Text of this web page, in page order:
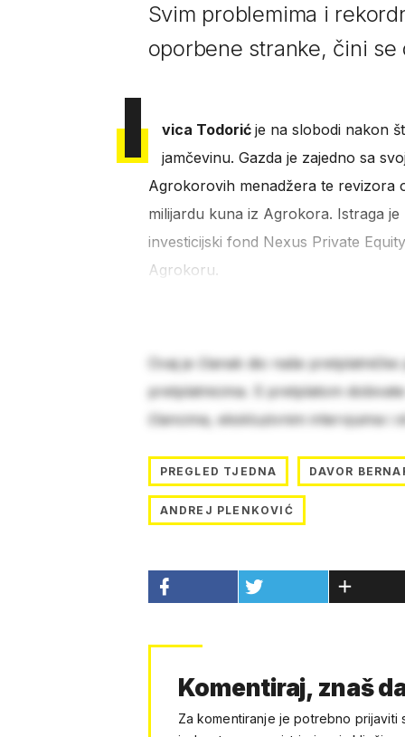
Svim problemima i
oporbene stranke, čini
I vica Todorić je na slobodi nakon
jamčevinu. Gazda je zajedno sa
Agrokorovih menadžera te revizora
milijardu kuna iz Agrokora. Istraga
investicijski fond Nexus Private
Agrokoru.
Ovaj je članak dio naše
pretplatnicima. S pretplatom
člancima, ekskluzivnim intervjuima i
PREGLED TJEDNA DAVOR
ANDREJ PLENKOVIĆ
Komentiraj, znaš
Za komentiranje je potrebno prijaviti